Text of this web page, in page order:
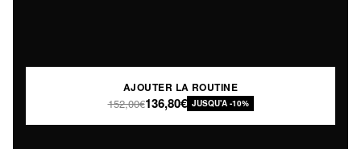
AJOUTER LA ROUTINE
152,00€136,80€ JUSQU'A -10%